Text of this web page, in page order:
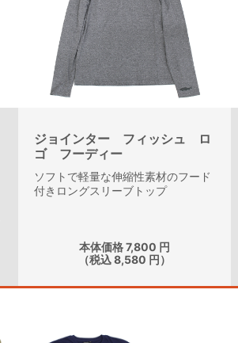
ジョインター フィッシュ ロ
ゴ フーディー
ソフトで軽量な伸縮性素材のフード
付きロングスリーブトップ
本体価格 7,800 円
（税込 8,580 円）